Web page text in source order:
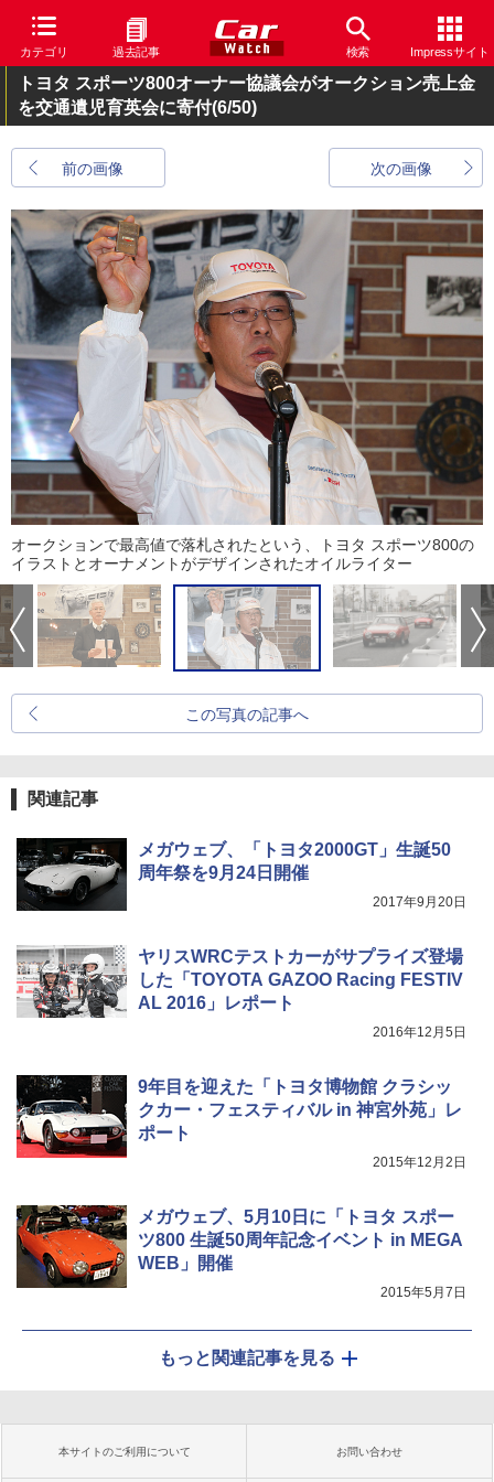
カテゴリ 過去記事 検索 Impressサイト
トヨタ スポーツ800オーナー協議会がオークション売上金
を交通遺児育英会に寄付(6/50)
前の画像 次の画像
オークションで最高値で落札されたという、トヨタ スポーツ800の
イラストとオーナメントがデザインされたオイルライター
この写真の記事へ
関連記事
メガウェブ、「トヨタ2000GT」生誕50
周年祭を9月24日開催
2017年9月20日
ヤリスWRCテストカーがサプライズ登場
した「TOYOTA GAZOO Racing FESTIV
AL 2016」レポート
2016年12月5日
9年目を迎えた「トヨタ博物館 クラシッ
クカー・フェスティバル in 神宮外苑」レ
ポート
2015年12月2日
メガウェブ、5月10日に「トヨタ スポー
ツ800 生誕50周年記念イベント in MEGA
WEB」開催
2015年5月7日
もっと関連記事を見る
本サイトのご利用について お問い合わせ